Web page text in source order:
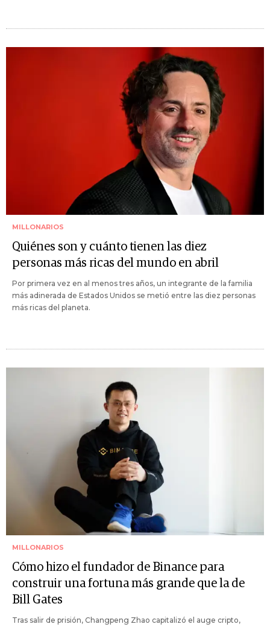
MILLONARIOS
Quiénes son y cuánto tienen las diez
personas más ricas del mundo en abril
Por primera vez en al menos tres años, un integrante de la familia
más adinerada de Estados Unidos se metió entre las diez personas
más ricas del planeta.
MILLONARIOS
Cómo hizo el fundador de Binance para
construir una fortuna más grande que la de
Bill Gates
Tras salir de prisión, Changpeng Zhao capitalizó el auge cripto,